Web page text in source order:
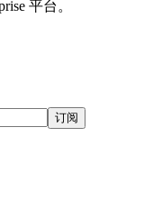
平台。
订阅